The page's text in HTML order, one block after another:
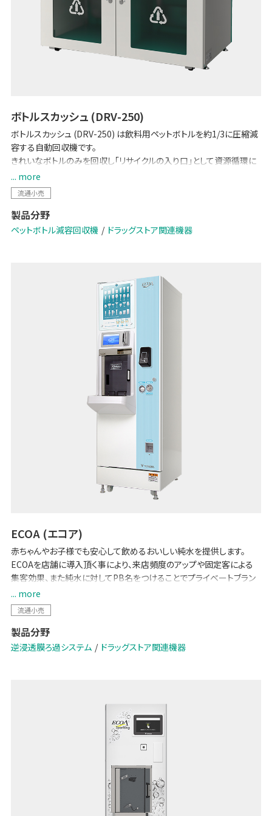
ボトルスカッシュ (DRV-250)
ボトルスカッシュ (DRV-250) は飲料用ペットボトルを約1/3に圧縮減
容する自動回収機です。
きれいなボトルのみを回収し「リサイクルの入り口」として資源循環に
貢献します。
大型モデルであるDRV250は、2人同時利用や複数本（最大2本）の一
括投入に対応し、並ばずスムーズにご利用頂けます。
※2025年12月時点
... more
流通小売
製品分野
ペットボトル減容回収機 ドラッグストア関連機器
ECOA (エコア)
赤ちゃんやお子様でも安心して飲めるおいしい純水を提供します。
ECOAを店舗に導入頂く事により、来店頻度のアップや固定客による
集客効果、また純水に対してPB名をつけることでプライベートブラン
ドの確立が可能です。
また、つくりたての純水炭酸水を供給するモデルも登場。
... more
流通小売
製品分野
逆浸透膜ろ過システム ドラッグストア関連機器